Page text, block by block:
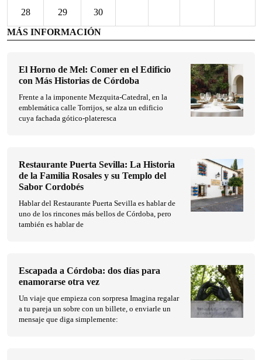
28 29
30
MÁS INFORMACIÓN
El Horno de Mel: Comer en el Edificio
con Más Historias de Córdoba
Frente a la imponente Mezquita-Catedral, en la
emblemática calle Torrijos, se alza un edificio
cuya fachada gótico-plateresca
Restaurante Puerta Sevilla: La Historia
de la Familia Rosales y su Templo del
Sabor Cordobés
Hablar del Restaurante Puerta Sevilla es hablar de
uno de los rincones más bellos de Córdoba, pero
también es hablar de
Escapada a Córdoba: dos días para
enamorarse otra vez
Un viaje que empieza con sorpresa Imagina regalar
a tu pareja un sobre con un billete, o enviarle un
mensaje que diga simplemente: